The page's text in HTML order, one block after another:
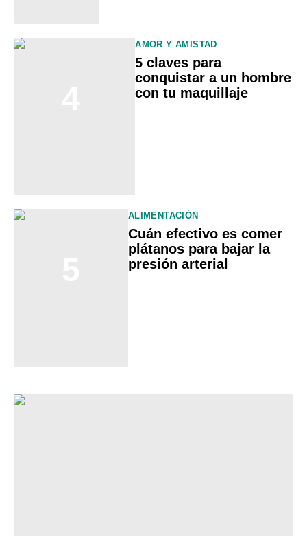
AMOR Y AMISTAD
5 claves para
conquistar a un hombre
con tu maquillaje
ALIMENTACIÓN
Cuán efectivo es comer
plátanos para bajar la
presión arterial